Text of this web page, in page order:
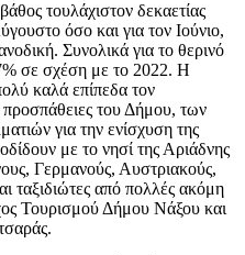
τουλάχιστον δεκαετίας
όσο και για τον Ιούνιο,
Συνολικά για το θερινό
σε σχέση με το 2022. Η
καλά επίπεδα τον
του Δήμου, των
για την ενίσχυση της
με το νησί της Αριάδνης
Γερμανούς, Αυστριακούς,
ταξιδιώτες από πολλές ακόμη
Τουρισμού Δήμου Νάξου και